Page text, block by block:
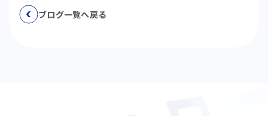
ブログ一覧へ戻る